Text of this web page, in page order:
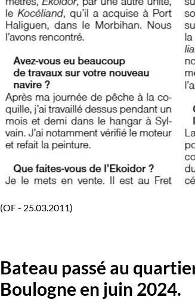
(OF - 25.03.2011)
Bateau passé au
Boulogne en juin 2024.